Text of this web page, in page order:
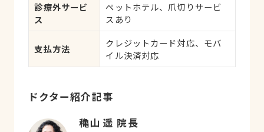
診療外サービ
ス
ペットホテル、爪切りサービ
スあり
支払方法
クレジットカード対応、モバ
イル決済対応
ドクター紹介記事
穐山 遥 院長